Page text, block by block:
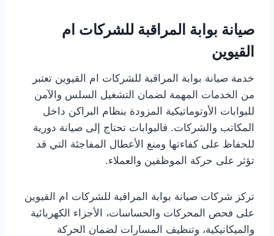
صيانة بوابة المراقبة للشركات ام
القيوين
خدمة صيانة بوابة المراقبة للشركات ام القيوين تعتبر
من الخدمات المهمة لضمان التشغيل السلس والآمن
للبوابات الأوتوماتيكية المزودة بنظام البراكن داخل
المكاتب والشركات. فالبوابات تحتاج إلى صيانة دورية
للحفاظ على كفاءتها ومنع الأعطال المفاجئة التي قد
تؤثر على حركة الموظفين والعملاء.
تركز شركات صيانة بوابة المراقبة للشركات ام القيوين
على فحص المحركات والحساسات، الأجزاء الكهربائية
والميكانيكية، وتنظيف المسارات لضمان الحركة